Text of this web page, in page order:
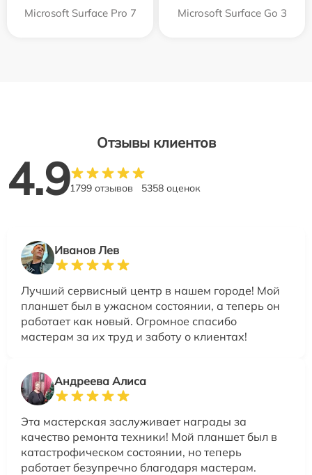
Microsoft Surface Pro 7 Microsoft Surface Go 3
Отзывы клиентов
4.91799 отзывов 5358 оценок
Иванов Лев
Лучший сервисный центр в нашем городе! Мой
планшет был в ужасном состоянии, а теперь он
работает как новый. Огромное спасибо
мастерам за их труд и заботу о клиентах!
Андреева Алиса
Эта мастерская заслуживает награды за
качество ремонта техники! Мой планшет был в
катастрофическом состоянии, но теперь
работает безупречно благодаря мастерам.